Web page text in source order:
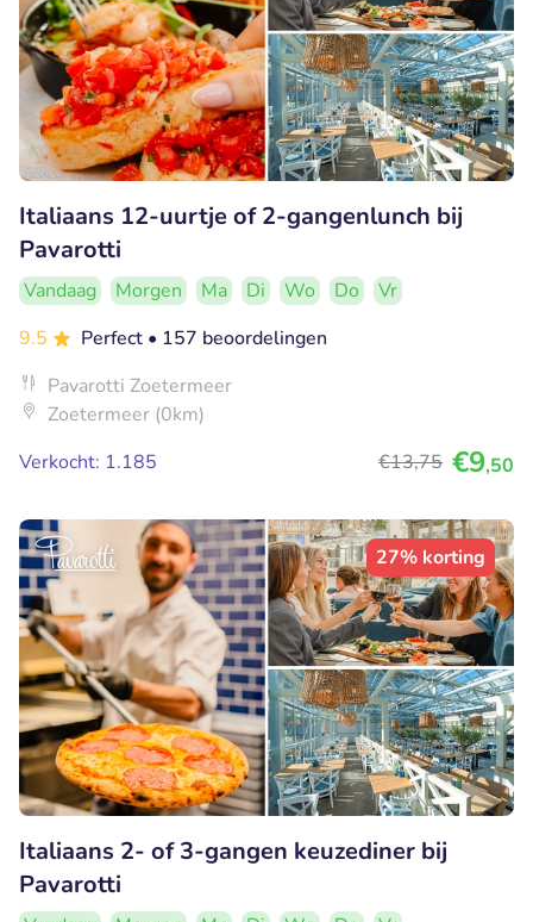
Italiaans 12-uurtje of 2-gangenlunch bij
Pavarotti
Vandaag Morgen Ma Di Wo Do
Vr
9.5
Perfect • 157 beoordelingen
Pavarotti Zoetermeer
Zoetermeer (0km)
Verkocht: 1.185
€13,75 €9,50
27% korting
Italiaans 2- of 3-gangen keuzediner bij
Pavarotti